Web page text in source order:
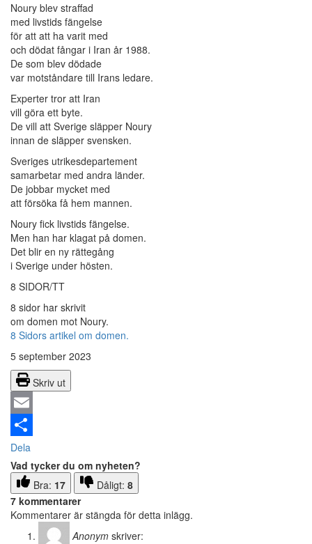
Noury blev straffad
med livstids fängelse
för att att ha varit med
och dödat fångar i Iran år 1988.
De som blev dödade
var motståndare till Irans ledare.
Experter tror att Iran
vill göra ett byte.
De vill att Sverige släpper Noury
innan de släpper svensken.
Sveriges utrikesdepartement
samarbetar med andra länder.
De jobbar mycket med
att försöka få hem mannen.
Noury fick livstids fängelse.
Men han har klagat på domen.
Det blir en ny rättegång
i Sverige under hösten.
8 SIDOR/TT
8 sidor har skrivit
om domen mot Noury.
8 Sidors artikel om domen.
5 september 2023
Skriv ut
Email
Dela
Vad tycker du om nyheten?
Bra: 17 Dåligt: 8
7 kommentarer
Kommentarer är stängda för detta inlägg.
Anonym skriver: